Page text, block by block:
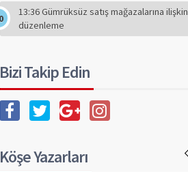
13:36 Gümrüksüz satış mağazalarına ilişkin
düzenleme
Bizi Takip Edin
Köşe Yazarları
Meseledir. Ayaküstü
Konuşulmaz!..
F.ALPER GÜLTEPE
CHP'li Başkanın
Dilindeki Kin,